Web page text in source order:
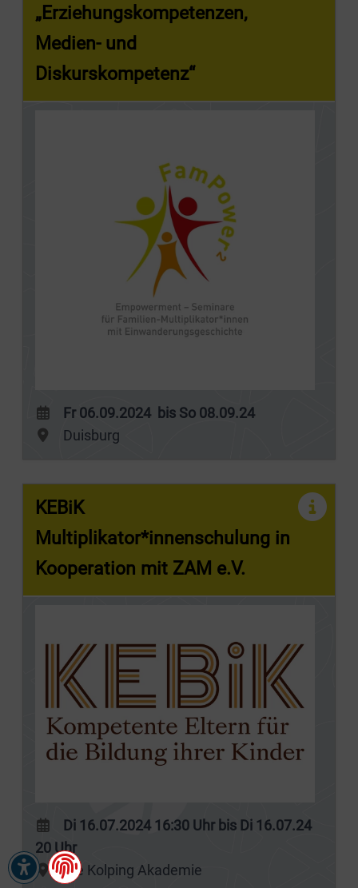
„Erziehungskompetenzen,
Medien- und
Diskurskompetenz“
Fr 06.09.2024 bis So 08.09.24
Duisburg
KEBiK
Multiplikator*innenschulung in
Kooperation mit ZAM e.V.
Di 16.07.2024 16:30 Uhr bis Di 16.07.24
20 Uhr
Die Kolping Akademie